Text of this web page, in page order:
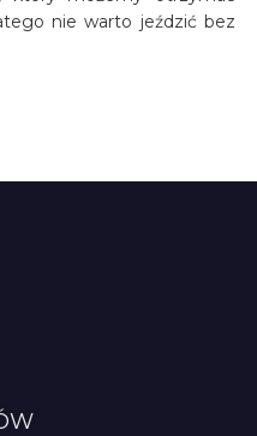
nie warto jeździć bez